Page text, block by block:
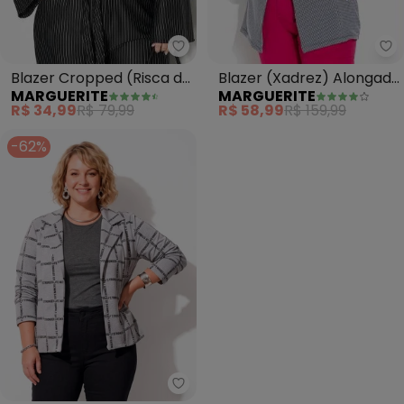
Marguerite - Blazer Cropped
Blazer Cropped (Risca de
Giz Preto) Plus Size
MARGUERITE
R$ 34,99R$ 79,99
Blazer (Xadrez) Alongado
Plus Size
MARGUERITE
R$ 58,99R$ 159,99
-62%
Marguerite - Blazer (Mescla)